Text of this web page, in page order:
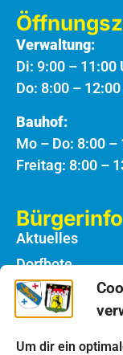
Um dir ein
Verwaltung:
Di: 9:00 – 11:00
Do: 8:00 –
Bauhof:
Mo – Do: 8:00 –
Freitag: 8:00 –
Bürgerinfo
Aktuelles
Dorfbote
Rathaus
Notdienste
Bauhof